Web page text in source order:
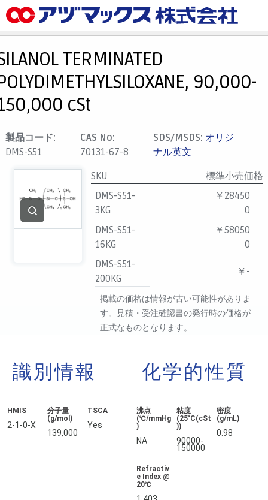
メニュー
お気に入り
カート
マイアカウント
主要取扱ブランド
代理店一覧
製品検索
見積発行
TERMINATED
90,000-
cSt
製品コード:
DMS-S51
CAS No:
70131-67-8
SDS/MSDS: オリジ
ナル英文
SKU
標準小売価格
DMS-S51-
3KG
￥28450
0
DMS-S51-
16KG
￥58050
0
DMS-S51-
200KG
￥-
掲載の価格は情報が古い可能性がありま
す。見積・受注確認書の発行時の価格が
正式なものとなります。
識別情報
HMIS
2-1-0-X
分子量
(g/mol)
139,000
TSCA
Yes
化学的性質
沸点
(℃/mmHg
)
NA
粘度
(25˚C(cSt
))
90000-
150000
密度
(g/mL)
0.98
Refractiv
e Index @
20℃